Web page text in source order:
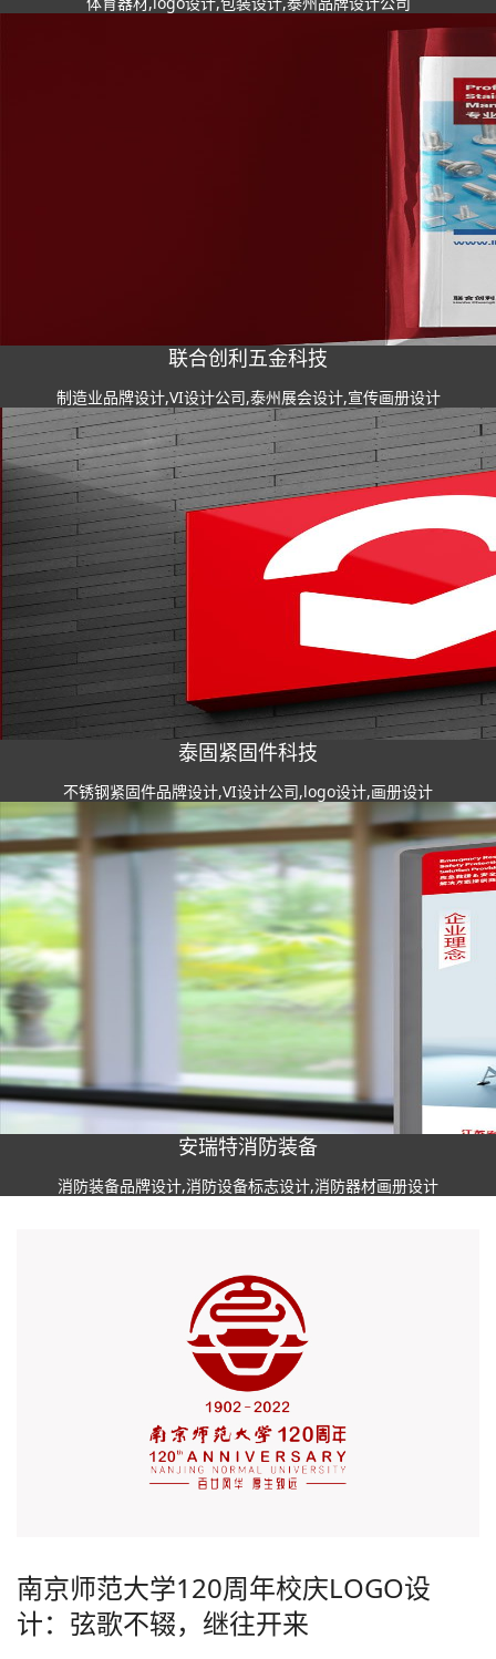
联合创利五金科技
制造业品牌设计,VI设计公司,泰州展会设计,宣传画册设计
泰固紧固件科技
不锈钢紧固件品牌设计,VI设计公司,logo设计,画册设计
安瑞特消防装备
消防装备品牌设计,消防设备标志设计,消防器材画册设计
南京师范大学120周年校庆LOGO设
计：弦歌不辍，继往开来